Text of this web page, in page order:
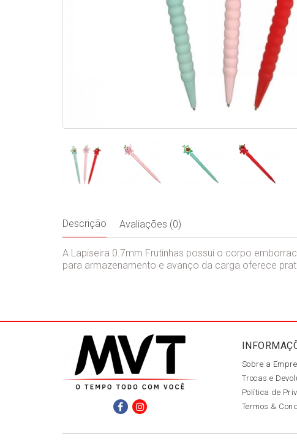
Descrição Avaliações (0)
A Lapiseira 0.7mm Frutinhas possui o corpo
para armazenamento e avanço da carga oferece
Sobre a
Trocas e
Política de
Termos &